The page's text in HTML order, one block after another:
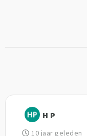
H P
10 jaar geleden